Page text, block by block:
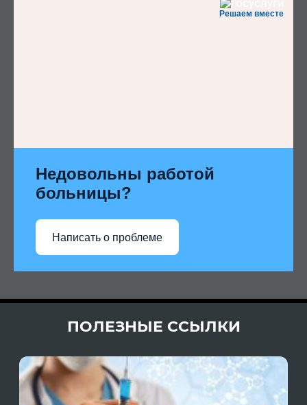
Решаем вместе
Недовольны работой
больницы?
Написать о проблеме
ПОЛЕЗНЫЕ ССЫЛКИ